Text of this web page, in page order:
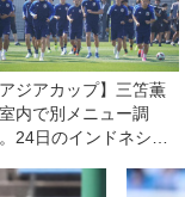
アジアカップ】三笘薫
内で別メニュー調
24日のインドネシア